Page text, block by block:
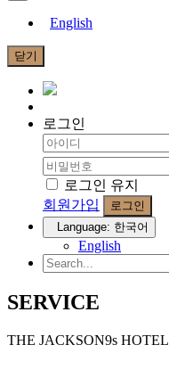
English
닫기
로그인
로그인 유지
회원가입
로그인
Language: 한국어
English
SERVICE
THE JACKSON9s HOTEL